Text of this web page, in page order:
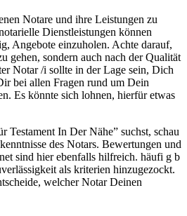
Notare und ihre Leistungen zu
Dienstleistungen können
Angebote einzuholen. Achte darauf,
gehen, sondern auch nach der Qualität
Notar /i sollte in der Lage sein, Dich
bei allen Fragen rund um Dein
Es könnte sich lohnen, hierfür etwas
Testament In Der Nähe” suchst, schau
des Notars. Bewertungen und
sind hier ebenfalls hilfreich. häufi g b
als kriterien hinzugezockt.
welcher Notar Deinen